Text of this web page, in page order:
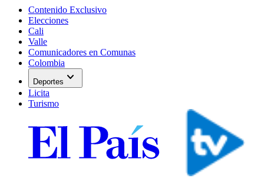
Contenido Exclusivo
Elecciones
Cali
Valle
Comunicadores en Comunas
Colombia
Deportes expand_more
Licita
Turismo